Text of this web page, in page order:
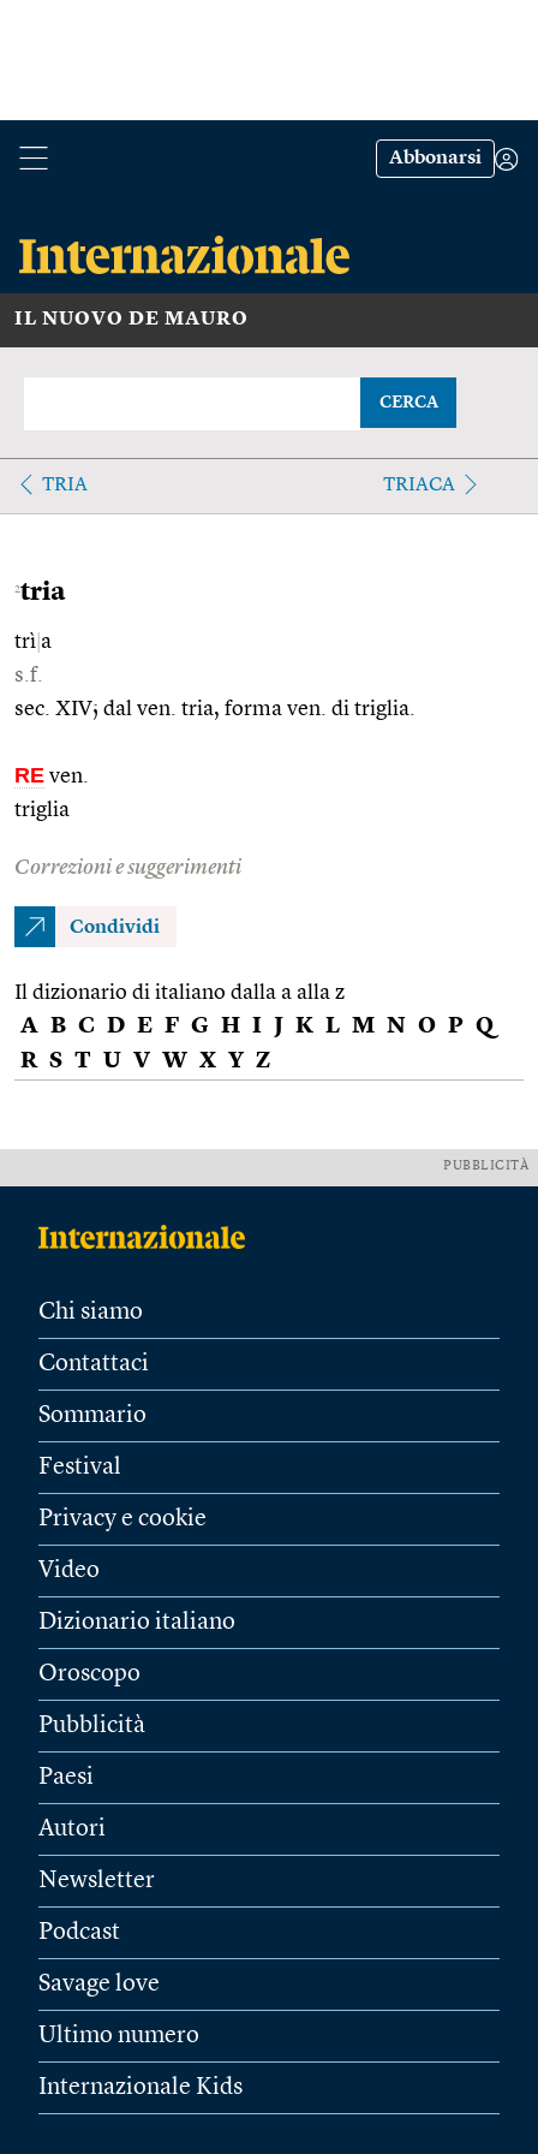
Abbonarsi
IL NUOVO DE MAURO
CERCA
TRIA TRIACA
2tria
trì a
s.f.
sec. XIV; dal ven. tria, forma ven. di triglia.
RE ven.
triglia
Correzioni e suggerimenti
Condividi
Il dizionario di italiano dalla a alla z
A B C D E F G H I J K L M N O P Q
R S T U V W X Y Z
PUBBLICITÀ
Chi siamo
Contattaci
Sommario
Festival
Privacy e cookie
Video
Dizionario italiano
Oroscopo
Pubblicità
Paesi
Autori
Newsletter
Podcast
Savage love
Ultimo numero
Internazionale Kids